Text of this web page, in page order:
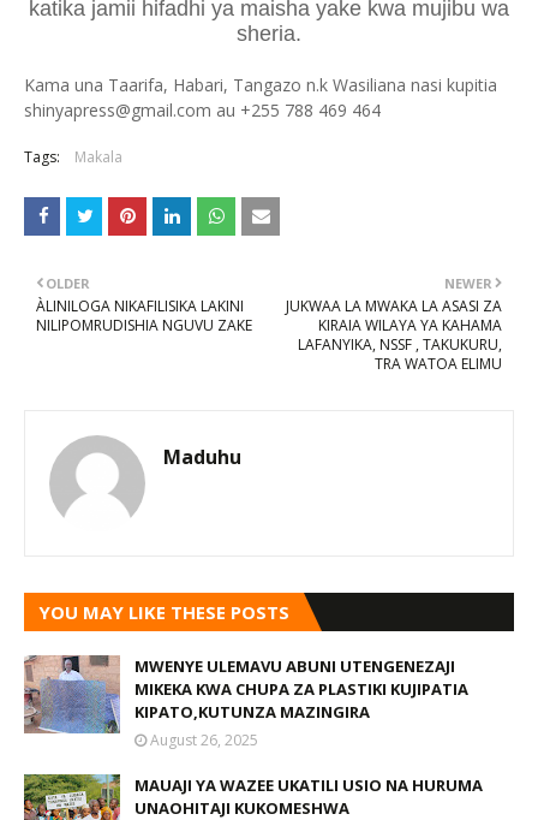
katika jamii hifadhi ya maisha yake kwa mujibu wa
sheria.
Kama una Taarifa, Habari, Tangazo n.k Wasiliana nasi kupitia
shinyapress@gmail.com au +255 788 469 464
Tags: Makala
NEWER
JUKWAA LA MWAKA LA ASASI ZA
KIRAIA WILAYA YA KAHAMA
LAFANYIKA, NSSF , TAKUKURU,
TRA WATOA ELIMU
OLDER
ÀLINILOGA NIKAFILISIKA LAKINI
NILIPOMRUDISHIA NGUVU ZAKE
Maduhu
YOU MAY LIKE THESE POSTS
MWENYE ULEMAVU ABUNI UTENGENEZAJI
MIKEKA KWA CHUPA ZA PLASTIKI KUJIPATIA
KIPATO,KUTUNZA MAZINGIRA
August 26, 2025
MAUAJI YA WAZEE UKATILI USIO NA HURUMA
UNAOHITAJI KUKOMESHWA